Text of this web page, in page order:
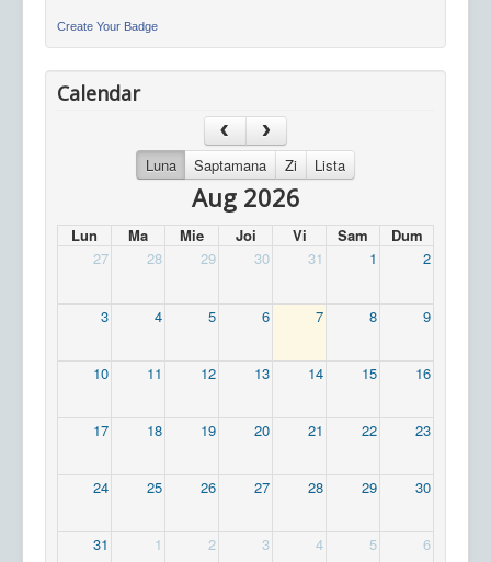
Create Your Badge
Calendar
Luna Saptamana Zi Lista
Aug 2026
Lun Ma Mie Joi Vi Sam
Dum
27
28 29 30 31 1 2
3 4 5 6 7 8 9
10 11 12 13 14 15 16
17 18 19 20 21 22 23
24 25 26 27 28 29 30
31 1 2 3 4 5 6